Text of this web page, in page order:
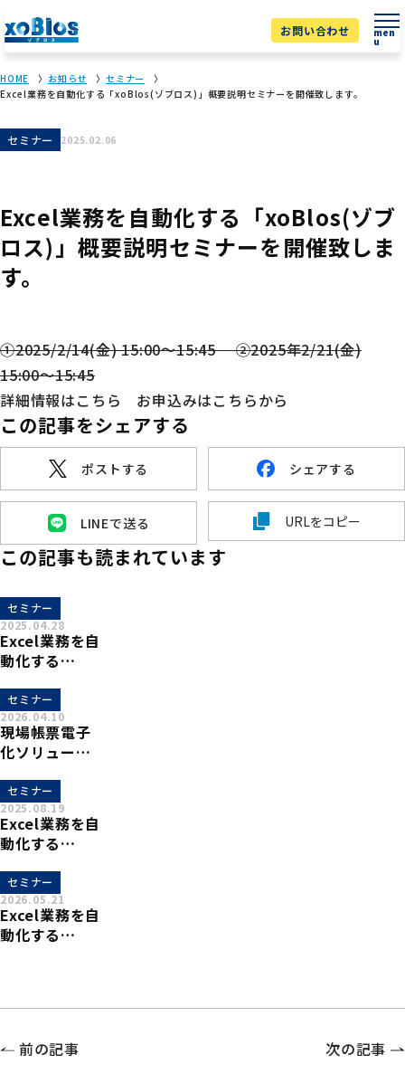
お問い合わせ men
u
HOME お知らせ
セミナー
Excel業務を自動化する「xoBlos(ゾブロス)」概要説明セミナーを開催致します。
セミナー 2025.02.06
Excel業務を自動化する「xoBlos(ゾブ
ロス)」概要説明セミナーを開催致しま
す。
①2025/2/14(金) 15:00～15:45 ②2025年2/21(金)
15:00～15:45
詳細情報はこちら お申込みはこちらから
この記事をシェアする
ポストする シェアする
LINEで送る URLをコピー
この記事も読まれています
セミナー
2025.04.28
Excel業務を自
動化する
ロス)」概要説
明セミナーを
開催致しま
す。
セミナー
2026.04.10
現場帳票電子
化ソリュー
Gate」 ×
Excel自動化
ツール
「xoBlos」連
携セミナーを
開催致しま
す。
セミナー
2025.08.19
Excel業務を自
動化する
ロス)」概要説
明セミナーを
開催致しま
す。
セミナー
2026.05.21
Excel業務を自
動化する
開催致しま
前の記事 次の記事